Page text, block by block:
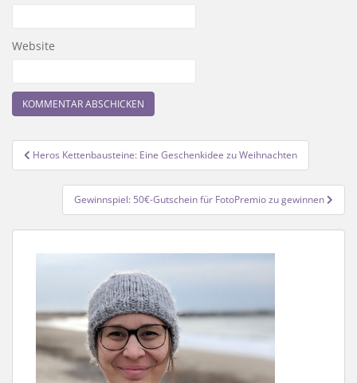
Website
Beitragsnavigation
Heros Kettenbausteine: Eine Geschenkidee zu Weihnachten
Gewinnspiel: 50€-Gutschein für FotoPremio zu gewinnen